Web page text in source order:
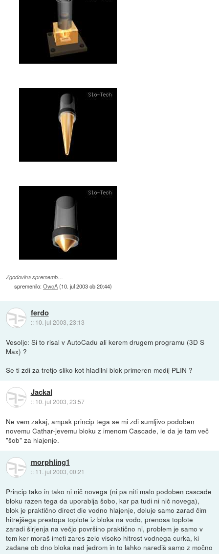
Zgodovina sprememb…
spremenilo:OwcA(10. jul 2003 ob 20:44)
ferdo
:: 10. jul 2003, 23:13
Vesoljc: Si to risal v AutoCadu ali kerem drugem programu (3D S
Max) ?
Se ti zdi za tretjo sliko kot hladilni blok primeren medij PLIN ?
Jackal
:: 10. jul 2003, 23:57
Ne vem zakaj, ampak princip tega se mi zdi sumljivo podoben
novemu Cathar-jevemu bloku z imenom Cascade, le da je tam več
"šob" za hlajenje.
morphling1
:: 11. jul 2003, 00:21
Princip tako in tako ni nič novega (ni pa niti malo podoben cascade
bloku razen tega da uporablja šobo, kar pa tudi ni nič novega),
blok je praktično direct die vodno hlajenje, deluje samo zarad čim
hitrejšega prestopa toplote iz bloka na vodo, prenosa toplote
zaradi širjenja na večjo površino praktično ni, problem je samo v
tem ker moraš imeti zares zelo visoko hitrost vodnega curka, ki
zadane ob dno bloka nad jedrom in to lahko narediš samo z močno